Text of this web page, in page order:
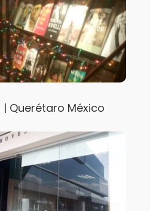
Querétaro México